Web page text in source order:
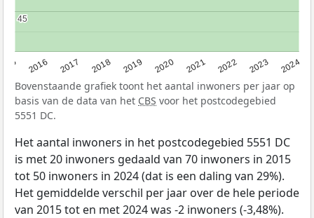
2016 2017 2018 2019 2020 2021 2022 2023 2024
45
45
Bovenstaande grafiek toont het aantal inwoners per jaar op
basis van de data van het CBS voor het postcodegebied
5551 DC.
Het aantal inwoners in het postcodegebied 5551 DC
is met 20 inwoners gedaald van 70 inwoners in 2015
tot 50 inwoners in 2024 (dat is een daling van 29%).
Het gemiddelde verschil per jaar over de hele periode
van 2015 tot en met 2024 was -2 inwoners (-3,48%).